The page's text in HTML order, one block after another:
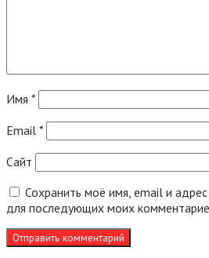
Имя *
Email *
Сайт
Сохранить моё имя, email и
для последующих моих